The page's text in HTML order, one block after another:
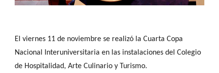
El viernes 11 de noviembre se realizó la Cuarta Copa
Nacional Interuniversitaria en las instalaciones del Colegio
de Hospitalidad, Arte Culinario y Turismo.